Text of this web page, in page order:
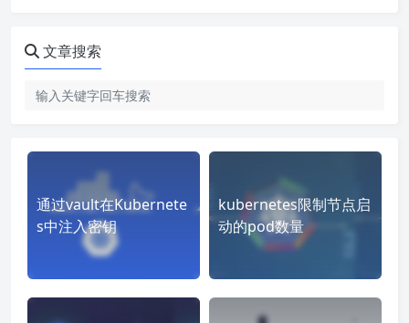
文章搜索
通过vault在Kubernete
s中注入密钥
kubernetes限制节点启
动的pod数量